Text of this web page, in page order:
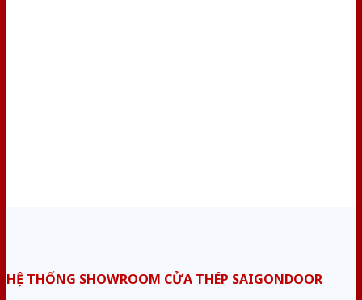
HỆ THỐNG SHOWROOM CỬA THÉP SAIGONDOOR